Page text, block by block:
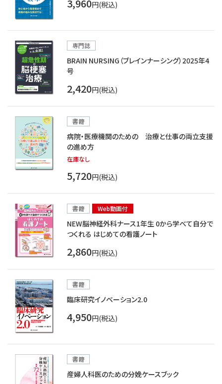
3,960円(税込)
専門誌
BRAIN NURSING（ブレインナーシング）2025年4
号
2,420円(税込)
書籍
病院・医療機関のための 治療と仕事の両立支援
の進め方
在庫なし
5,720円(税込)
書籍 Web動画付
NEW脳神経外科ナース1年生 0から学べて自分で
つくれる はじめての看護ノート
2,860円(税込)
書籍
臨床研究イノベーション2.0
4,950円(税込)
書籍
産婦人科医のための分娩ケースブック